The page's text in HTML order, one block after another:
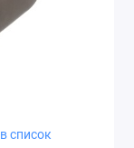
список